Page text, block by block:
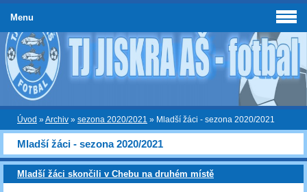
Úvod »Archiv » sezona 2020/2021 » Mladší žáci - sezona 2020/2021
Mladší žáci - sezona 2020/2021
Mladší žáci skončili v Chebu na druhém místě
Menu